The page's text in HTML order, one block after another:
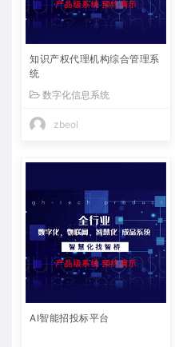
知识产权代理机构综合管理系
统
数字化信息系统
zbeol
AI智能招投标平台